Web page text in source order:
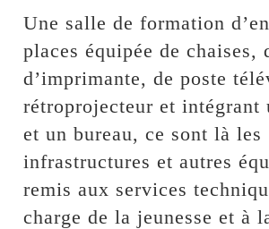
Une salle de formation
places équipée de chaises,
d’imprimante, de poste
rétroprojecteur et intégrant
et un bureau, ce sont là les
infrastructures et autres
remis aux services
charge de la jeunesse et à